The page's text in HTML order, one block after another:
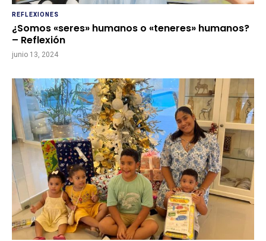
REFLEXIONES
¿Somos «seres» humanos o «teneres» humanos?
– Reflexión
junio 13, 2024